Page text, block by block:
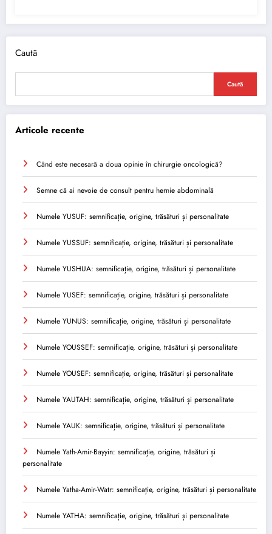
Caută
Caută
Articole recente
Când este necesară a doua opinie în chirurgie oncologică?
Semne că ai nevoie de consult pentru hernie abdominală
Numele YUSUF: semnificație, origine, trăsături și personalitate
Numele YUSSUF: semnificație, origine, trăsături și personalitate
Numele YUSHUA: semnificație, origine, trăsături și personalitate
Numele YUSEF: semnificație, origine, trăsături și personalitate
Numele YUNUS: semnificație, origine, trăsături și personalitate
Numele YOUSSEF: semnificație, origine, trăsături și personalitate
Numele YOUSEF: semnificație, origine, trăsături și personalitate
Numele YAUTAH: semnificație, origine, trăsături și personalitate
Numele YAUK: semnificație, origine, trăsături și personalitate
Numele Yath-Amir-Bayyin: semnificație, origine, trăsături și
personalitate
Numele Yatha-Amir-Watr: semnificație, origine, trăsături și personalitate
Numele YATHA: semnificație, origine, trăsături și personalitate